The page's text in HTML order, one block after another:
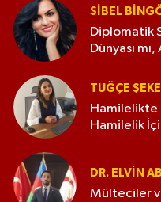
SIBEL
Diplomatik
Dünyası mı,
TUĞÇE
Hamilelikte
Hamilelik
DR. ELVIN
Mülteciler